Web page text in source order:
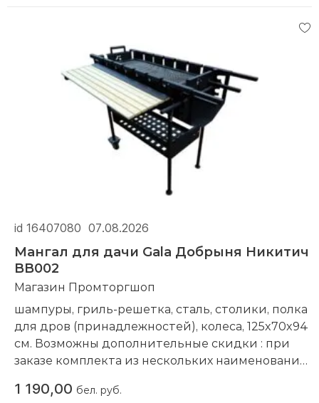
id 16407080 07.08.2026
Мангал для дачи Gala Добрыня Никитич
BB002
Магазин Промторгшоп
шампуры, гриль-решетка, сталь, столики, полка
для дров (принадлежностей), колеса, 125x70x94
см. Возможны дополнительные скидки : при
заказе комплекта из нескольких наименований,
Компания производитель:
1 190,00 бел. руб.